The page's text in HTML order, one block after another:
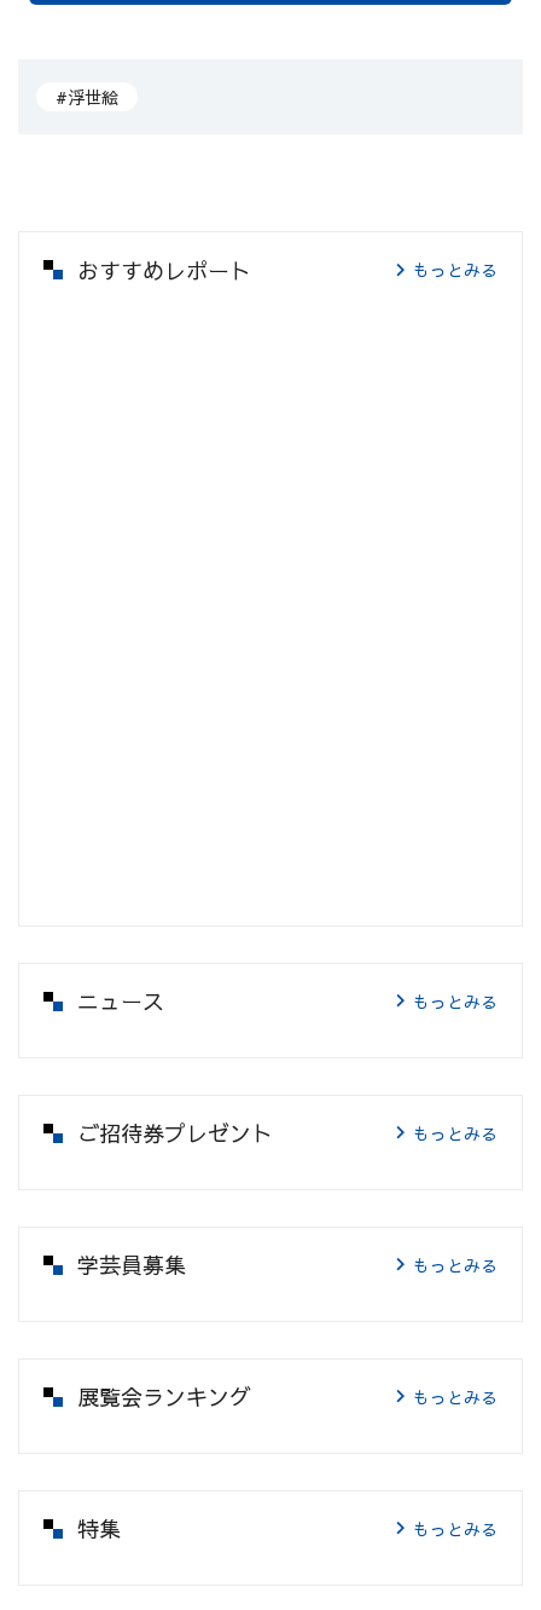
#浮世絵
おすすめレポート もっとみる
ニュース もっとみる
ご招待券プレゼント もっとみる
学芸員募集 もっとみる
展覧会ランキング もっとみる
特集 もっとみる